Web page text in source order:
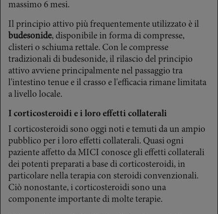
massimo 6 mesi.
Il principio attivo più frequentemente utilizzato è il
budesonide, disponibile in forma di compresse,
clisteri o schiuma rettale. Con le compresse
tradizionali di budesonide, il rilascio del principio
attivo avviene principalmente nel passaggio tra
l'intestino tenue e il crasso e l'efficacia rimane limitata
a livello locale.
I corticosteroidi e i loro effetti collaterali
I corticosteroidi sono oggi noti e temuti da un ampio
pubblico per i loro effetti collaterali. Quasi ogni
paziente affetto da MICI conosce gli effetti collaterali
dei potenti preparati a base di corticosteroidi, in
particolare nella terapia con steroidi convenzionali.
Ciò nonostante, i corticosteroidi sono una
componente importante di molte terapie.